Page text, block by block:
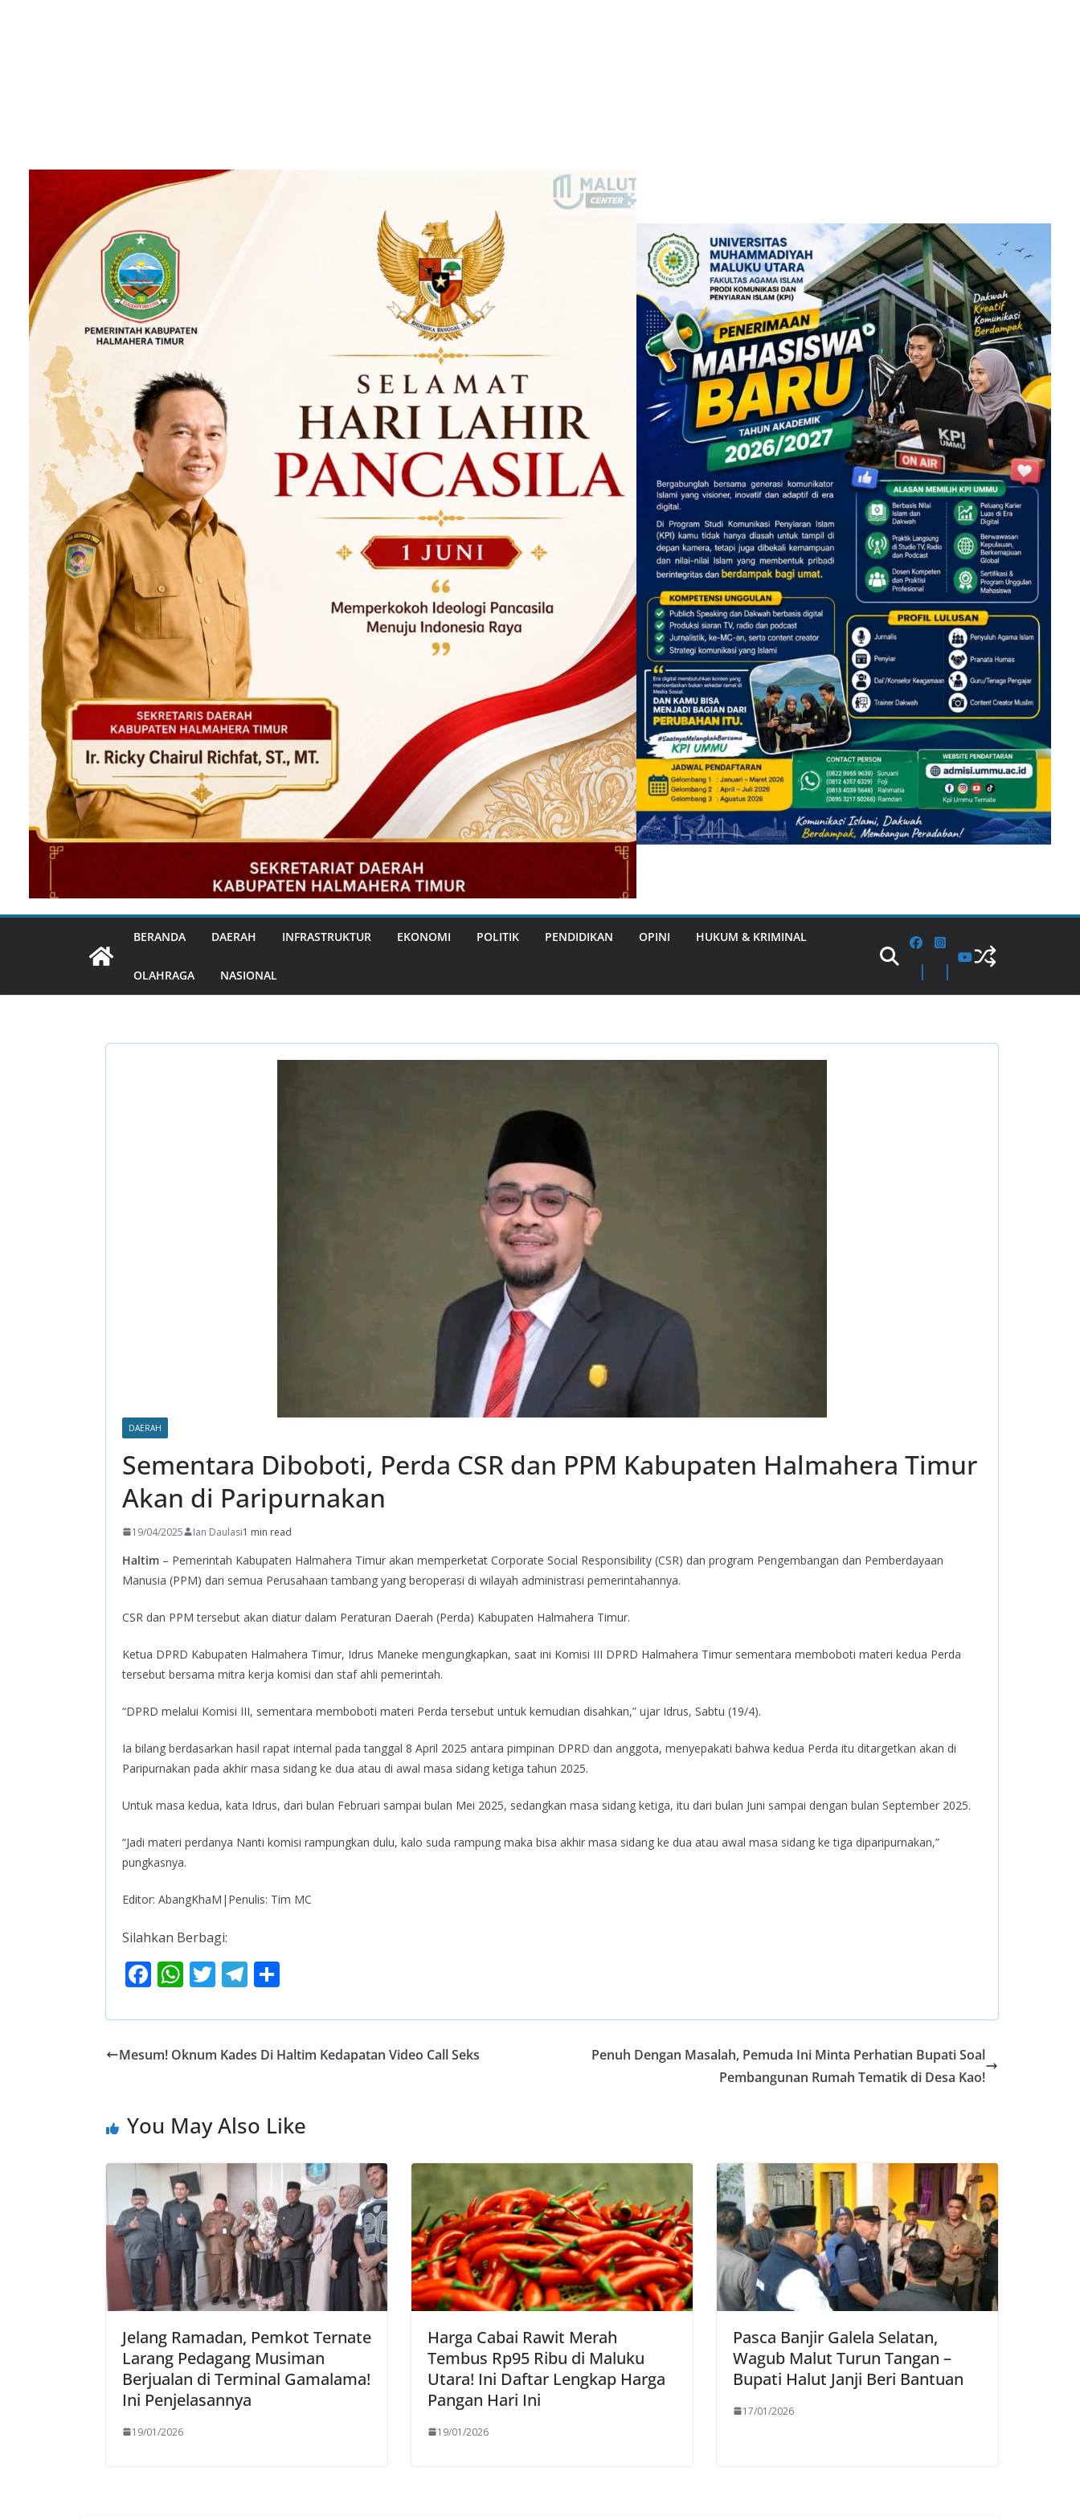
BERANDA DAERAH INFRASTRUKTUR EKONOMI POLITIK PENDIDIKAN OPINI HUKUM & KRIMINAL
OLAHRAGA NASIONAL
DAERAH
Sementara Diboboti, Perda CSR dan PPM Kabupaten Halmahera Timur
Akan di Paripurnakan
19/04/2025 Ian Daulasi1 min read
Haltim – Pemerintah Kabupaten Halmahera Timur akan memperketat Corporate Social Responsibility (CSR) dan program Pengembangan dan Pemberdayaan
Manusia (PPM) dari semua Perusahaan tambang yang beroperasi di wilayah administrasi pemerintahannya.
CSR dan PPM tersebut akan diatur dalam Peraturan Daerah (Perda) Kabupaten Halmahera Timur.
Ketua DPRD Kabupaten Halmahera Timur, Idrus Maneke mengungkapkan, saat ini Komisi III DPRD Halmahera Timur sementara memboboti materi kedua Perda
tersebut bersama mitra kerja komisi dan staf ahli pemerintah.
“DPRD melalui Komisi III, sementara memboboti materi Perda tersebut untuk kemudian disahkan,” ujar Idrus, Sabtu (19/4).
Ia bilang berdasarkan hasil rapat internal pada tanggal 8 April 2025 antara pimpinan DPRD dan anggota, menyepakati bahwa kedua Perda itu ditargetkan akan di
Paripurnakan pada akhir masa sidang ke dua atau di awal masa sidang ketiga tahun 2025.
Untuk masa kedua, kata Idrus, dari bulan Februari sampai bulan Mei 2025, sedangkan masa sidang ketiga, itu dari bulan Juni sampai dengan bulan September 2025.
“Jadi materi perdanya Nanti komisi rampungkan dulu, kalo suda rampung maka bisa akhir masa sidang ke dua atau awal masa sidang ke tiga diparipurnakan,”
pungkasnya.
Editor: AbangKhaM|Penulis: Tim MC
Silahkan Berbagi:
F
e
b
k
W
at
s
p
T
itt
er
T
e
gr
ar
e
Mesum! Oknum Kades Di Haltim Kedapatan Video Call Seks
Penuh Dengan Masalah, Pemuda Ini Minta Perhatian Bupati Soal
Pembangunan Rumah Tematik di Desa Kao!
You May Also Like
Jelang Ramadan, Pemkot Ternate
Larang Pedagang Musiman
Berjualan di Terminal Gamalama!
Ini Penjelasannya
19/01/2026
Harga Cabai Rawit Merah
Tembus Rp95 Ribu di Maluku
Utara! Ini Daftar Lengkap Harga
Pangan Hari Ini
19/01/2026
Pasca Banjir Galela Selatan,
Wagub Malut Turun Tangan –
Bupati Halut Janji Beri Bantuan
17/01/2026